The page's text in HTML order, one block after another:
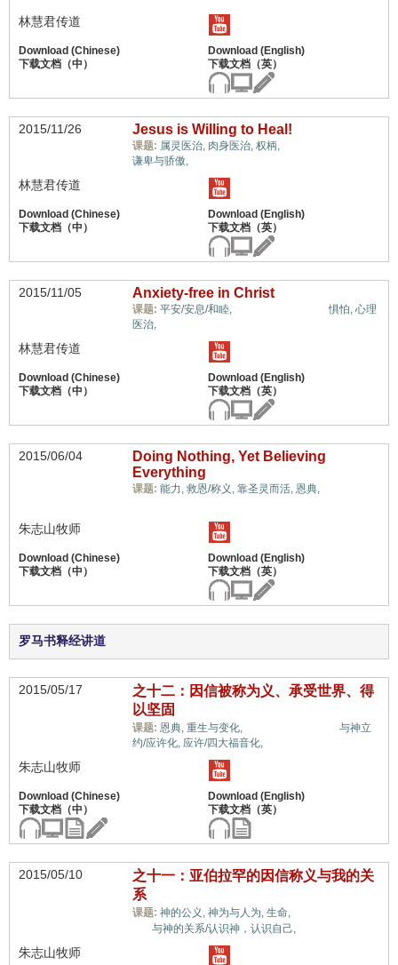
林慧君传道
2015/11/26 Jesus is Willing to Heal!
课题: 属灵医治, 肉身医治, 权柄,
谦卑与骄傲,
林慧君传道
2015/11/05 Anxiety-free in Christ
课题: 平安/安息/和睦, 信心与信仰系统,惧怕, 心理
医治,
林慧君传道
2015/06/04
Doing Nothing, Yet Believing
Everything
课题: 能力, 救恩/称义, 靠圣灵而活, 恩典,
朱志山牧师
罗马书释经讲道
2015/05/17
之十二：因信被称为义、承受世界、得
以坚固
课题: 恩典, 重生与变化,
与神立
约/应许化, 应许/四大福音化,
朱志山牧师
2015/05/10
之十一：亚伯拉罕的因信称义与我的关
系
课题: 神的公义, 神为与人为, 生命,
与神的关系/认识神，认识自己,
朱志山牧师